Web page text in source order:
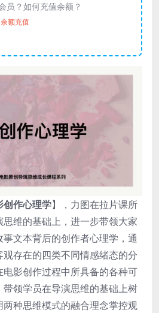
员？如何充值余额？
余额充值
创作心理学】，力图在拉片课所
维的基础上，进一步带领大家
文本背后的创作者心理学，通
存在的四类不同情感绪态的分
影创作过程中所具备的各种可
领学员在导演思维的基础上树
种思维模式的融合理念掌控观